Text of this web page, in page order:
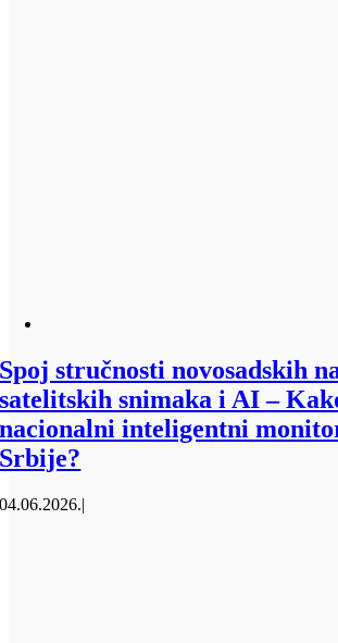
Spoj stručnosti novosadskih
satelitskih snimaka i AI –
nacionalni inteligentni
Srbije?
04.06.2026.|